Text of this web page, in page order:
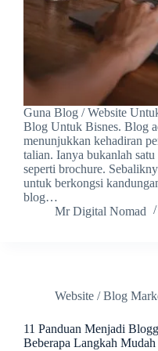
Guna Blog / Website
Blog Untuk Bisnes. Blog
menunjukkan kehadiran
talian. Ianya bukanlah
seperti brochure.
untuk berkongsi
blog…
Mr Digital Nomad
Website / Blog
11 Panduan Menjadi
Beberapa Langkah Mudah